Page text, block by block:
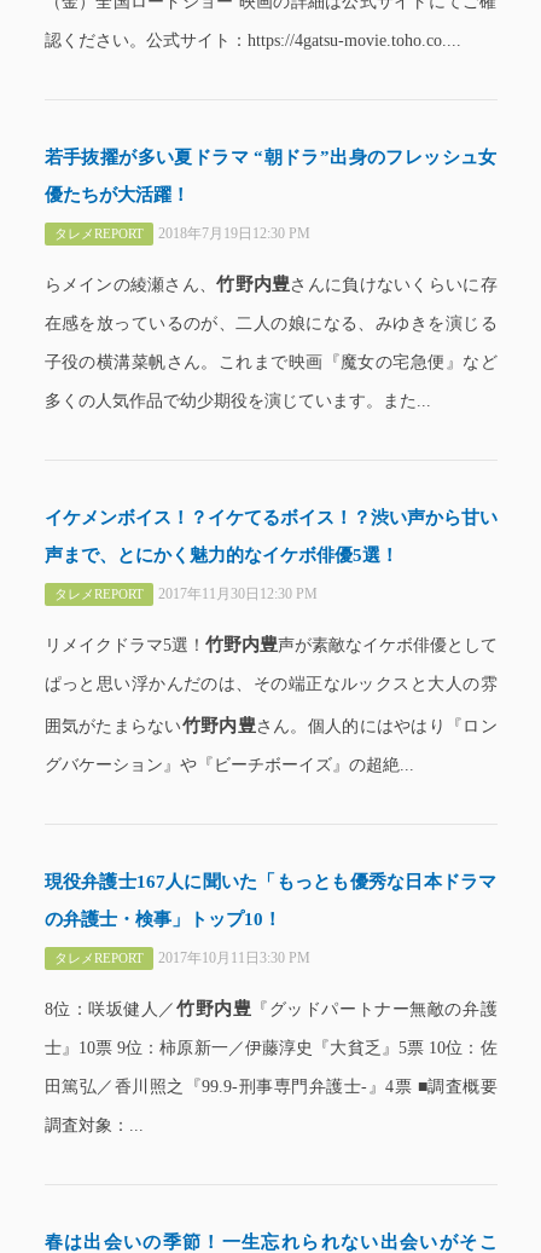
認ください。公式サイト：https://4gatsu-movie.toho.co....
若手抜擢が多い夏ドラマ “朝ドラ”出身のフレッシュ女
優たちが大活躍！
タレメREPORT 2018年7月19日12:30 PM
らメインの綾瀬さん、竹野内豊さんに負けないくらいに存
在感を放っているのが、二人の娘になる、みゆきを演じる
子役の横溝菜帆さん。これまで映画『魔女の宅急便』など
多くの人気作品で幼少期役を演じています。また...
イケメンボイス！？イケてるボイス！？渋い声から甘い
声まで、とにかく魅力的なイケボ俳優5選！
タレメREPORT 2017年11月30日12:30 PM
リメイクドラマ5選！ 竹野内豊声が素敵なイケボ俳優として
ぱっと思い浮かんだのは、その端正なルックスと大人の雰
囲気がたまらない竹野内豊さん。個人的にはやはり『ロン
グバケーション』や『ビーチボーイズ』の超絶...
現役弁護士167人に聞いた「もっとも優秀な日本ドラマ
の弁護士・検事」トップ10！
タレメREPORT 2017年10月11日3:30 PM
8位：咲坂健人／ 竹野内豊 『グッドパートナー無敵の弁護
士』10票 9位：柿原新一／伊藤淳史『大貧乏』5票 10位：佐
田篤弘／香川照之『99.9-刑事専門弁護士-』4票 ■調査概要
調査対象：...
春は出会いの季節！一生忘れられない出会いがそこ